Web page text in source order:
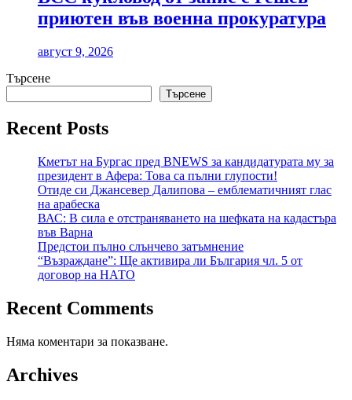
приютен във военна прокуратура
август 9, 2026
Търсене
Търсене
Recent Posts
Кметът на Бургас пред BNEWS за кандидатурата му за
президент в Афера: Това са пълни глупости!
Отиде си Джансевер Далипова – емблематичният глас
на арабеска
ВАС: В сила е отстраняването на шефката на кадастъра
във Варна
Предстои пълно слънчево затъмнение
“Възраждане”: Ще активира ли България чл. 5 от
договор на НАТО
Recent Comments
Няма коментари за показване.
Archives